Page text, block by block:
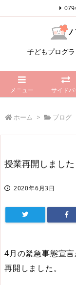
子どもプログ
メニュー サイドバ
ホーム > ブログ
授業再開しました
2020年6月3日
4月の緊急事態宣
再開しました。